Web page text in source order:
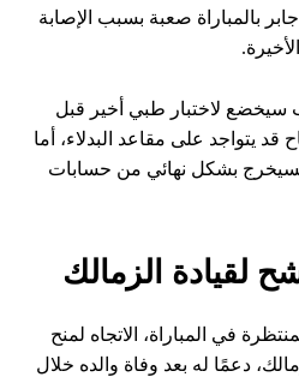
بالمباراة صعبة بسبب الإصابة
سيخضع لاختبار طبي أخير قبل
قد يتواجد على مقاعد البدلاء، أما
فسيخرج بشكل نهائي من حسابات
لقيادة الزمالك
في المباراة، الاتجاه لمنح
دعمًا له بعد وفاة والده خلال